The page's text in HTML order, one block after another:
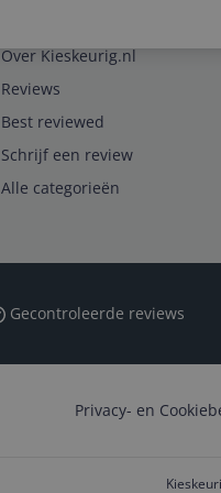
Over Kieskeurig.nl
Reviews
Best reviewed
Schrijf een review
Alle categorieën
Gecontroleerde reviews
Privacy- en